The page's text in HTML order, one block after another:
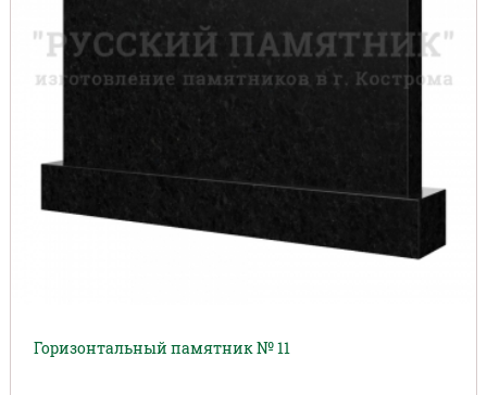
Горизонтальный памятник № 11